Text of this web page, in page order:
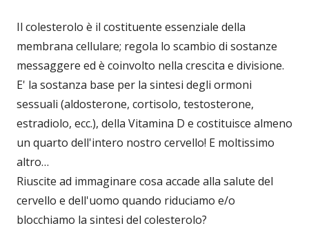
Il colesterolo è il costituente essenziale della
membrana cellulare; regola lo scambio di sostanze
messaggere ed è coinvolto nella crescita e divisione.
E' la sostanza base per la sintesi degli ormoni
sessuali (aldosterone, cortisolo, testosterone,
estradiolo, ecc.), della Vitamina D e costituisce almeno
un quarto dell'intero nostro cervello! E moltissimo
altro…
Riuscite ad immaginare cosa accade alla salute del
cervello e dell'uomo quando riduciamo e/o
blocchiamo la sintesi del colesterolo?